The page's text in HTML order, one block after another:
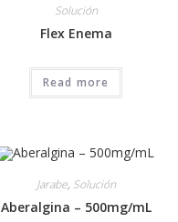
Solución
Flex Enema
Read more
Jarabe, Solución
Aberalgina – 500mg/mL